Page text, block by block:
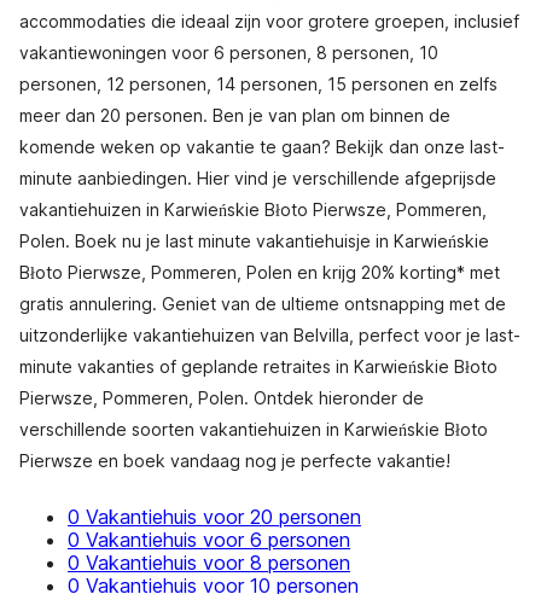
accommodaties die ideaal zijn voor grotere groepen, inclusief
vakantiewoningen voor 6 personen, 8 personen, 10
personen, 12 personen, 14 personen, 15 personen en zelfs
meer dan 20 personen. Ben je van plan om binnen de
komende weken op vakantie te gaan? Bekijk dan onze last-
minute aanbiedingen. Hier vind je verschillende afgeprijsde
vakantiehuizen in Karwieńskie Błoto Pierwsze, Pommeren,
Polen. Boek nu je last minute vakantiehuisje in Karwieńskie
Błoto Pierwsze, Pommeren, Polen en krijg 20% korting* met
gratis annulering. Geniet van de ultieme ontsnapping met de
uitzonderlijke vakantiehuizen van Belvilla, perfect voor je last-
minute vakanties of geplande retraites in Karwieńskie Błoto
Pierwsze, Pommeren, Polen. Ontdek hieronder de
verschillende soorten vakantiehuizen in Karwieńskie Błoto
Pierwsze en boek vandaag nog je perfecte vakantie!
0 Vakantiehuis voor 20 personen
0 Vakantiehuis voor 6 personen
0 Vakantiehuis voor 8 personen
0 Vakantiehuis voor 10 personen